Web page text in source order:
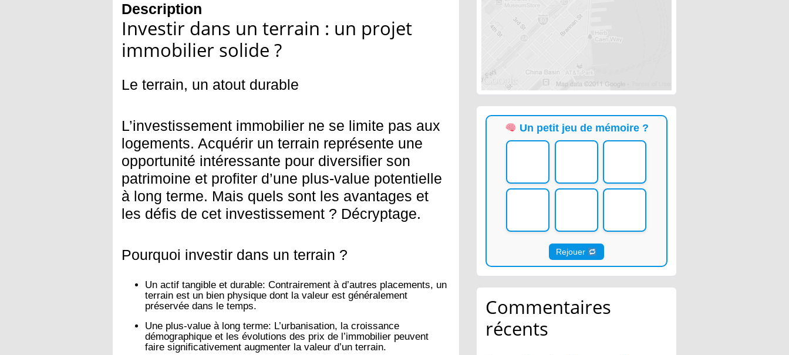
Description
Investir dans un terrain : un projet
immobilier solide ?
Le terrain, un atout durable
L’investissement immobilier ne se limite pas aux
logements. Acquérir un terrain représente une
opportunité intéressante pour diversifier son
patrimoine et profiter d’une plus-value potentielle
à long terme. Mais quels sont les avantages et
les défis de cet investissement ? Décryptage.
Pourquoi investir dans un terrain ?
Un actif tangible et durable: Contrairement à d’autres placements, un
terrain est un bien physique dont la valeur est généralement
préservée dans le temps.
Une plus-value à long terme: L’urbanisation, la croissance
démographique et les évolutions des prix de l’immobilier peuvent
faire significativement augmenter la valeur d’un terrain.
Un petit jeu de mémoire ?
Rejouer
Commentaires
récents